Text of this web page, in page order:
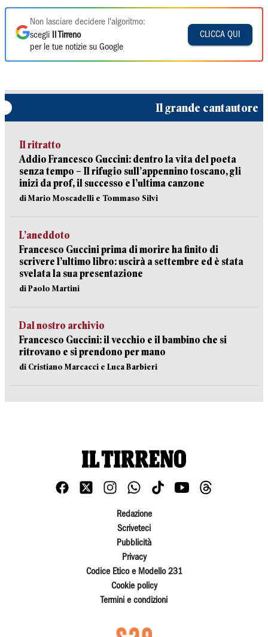
Non lasciare decidere l'algoritmo:
scegli
Il Tirreno
per le tue notizie su Google
CLICCA QUI
Il grande cantautore
Il ritratto
Addio Francesco Guccini: dentro la vita del poeta
senza tempo – Il rifugio sull’appennino toscano, gli
inizi da prof, il successo e l’ultima canzone
di Mario Moscadelli e Tommaso Silvi
L’aneddoto
Francesco Guccini prima di morire ha finito di
scrivere l’ultimo libro: uscirà a settembre ed è stata
svelata la sua presentazione
di Paolo Martini
Dal nostro archivio
Francesco Guccini: il vecchio e il bambino che si
ritrovano e si prendono per mano
di Cristiano Marcacci e Luca Barbieri
Redazione
Scriveteci
Pubblicità
Privacy
Codice Etico e Modello 231
Cookie policy
Termini e condizioni